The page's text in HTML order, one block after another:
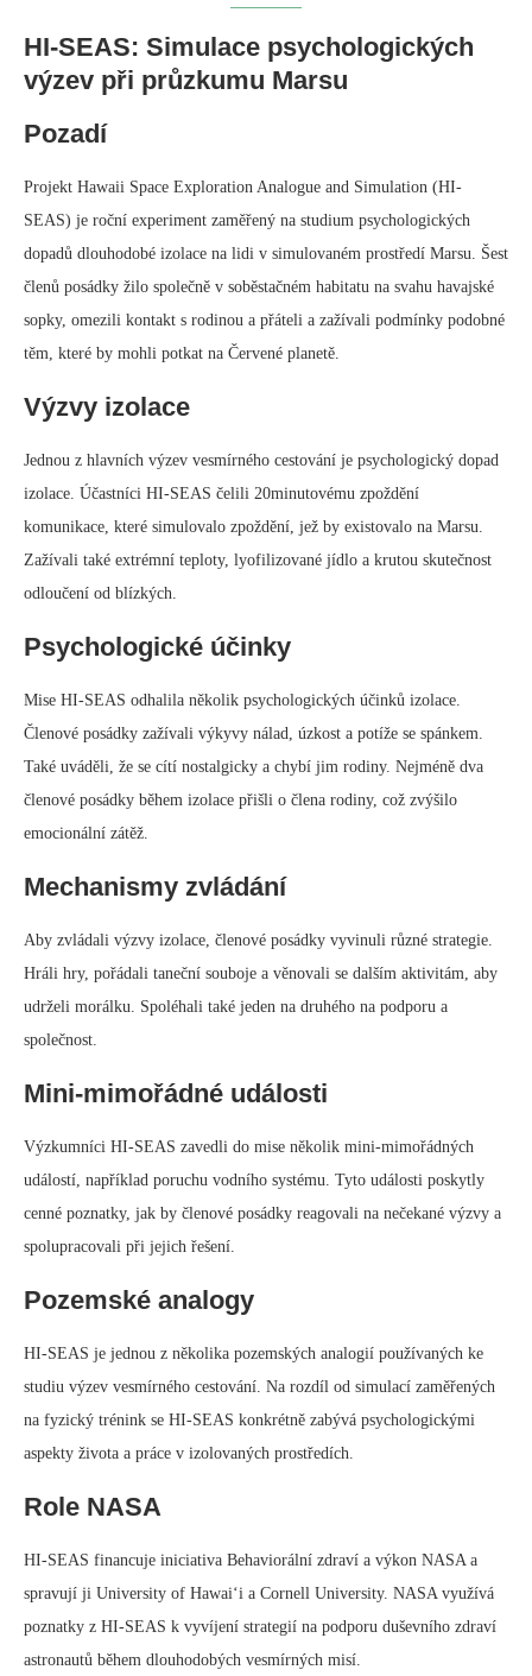
HI-SEAS: Simulace psychologických
výzev při průzkumu Marsu
Pozadí
Projekt Hawaii Space Exploration Analogue and Simulation (HI-
SEAS) je roční experiment zaměřený na studium psychologických
dopadů dlouhodobé izolace na lidi v simulovaném prostředí Marsu. Šest
členů posádky žilo společně v soběstačném habitatu na svahu havajské
sopky, omezili kontakt s rodinou a přáteli a zažívali podmínky podobné
těm, které by mohli potkat na Červené planetě.
Výzvy izolace
Jednou z hlavních výzev vesmírného cestování je psychologický dopad
izolace. Účastníci HI-SEAS čelili 20minutovému zpoždění
komunikace, které simulovalo zpoždění, jež by existovalo na Marsu.
Zažívali také extrémní teploty, lyofilizované jídlo a krutou skutečnost
odloučení od blízkých.
Psychologické účinky
Mise HI-SEAS odhalila několik psychologických účinků izolace.
Členové posádky zažívali výkyvy nálad, úzkost a potíže se spánkem.
Také uváděli, že se cítí nostalgicky a chybí jim rodiny. Nejméně dva
členové posádky během izolace přišli o člena rodiny, což zvýšilo
emocionální zátěž.
Mechanismy zvládání
Aby zvládali výzvy izolace, členové posádky vyvinuli různé strategie.
Hráli hry, pořádali taneční souboje a věnovali se dalším aktivitám, aby
udrželi morálku. Spoléhali také jeden na druhého na podporu a
společnost.
Mini-mimořádné události
Výzkumníci HI-SEAS zavedli do mise několik mini-mimořádných
událostí, například poruchu vodního systému. Tyto události poskytly
cenné poznatky, jak by členové posádky reagovali na nečekané výzvy a
spolupracovali při jejich řešení.
Pozemské analogy
HI-SEAS je jednou z několika pozemských analogií používaných ke
studiu výzev vesmírného cestování. Na rozdíl od simulací zaměřených
na fyzický trénink se HI-SEAS konkrétně zabývá psychologickými
aspekty života a práce v izolovaných prostředích.
Role NASA
HI-SEAS financuje iniciativa Behaviorální zdraví a výkon NASA a
spravují ji University of Hawai‘i a Cornell University. NASA využívá
poznatky z HI-SEAS k vyvíjení strategií na podporu duševního zdraví
astronautů během dlouhodobých vesmírných misí.